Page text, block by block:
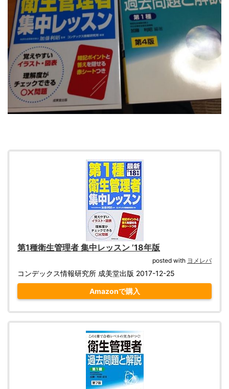
第1種衛生管理者 集中レッスン ’18年版
posted with ヨメレバ
コンデックス情報研究所 成美堂出版 2017-12-25
Amazonで購入